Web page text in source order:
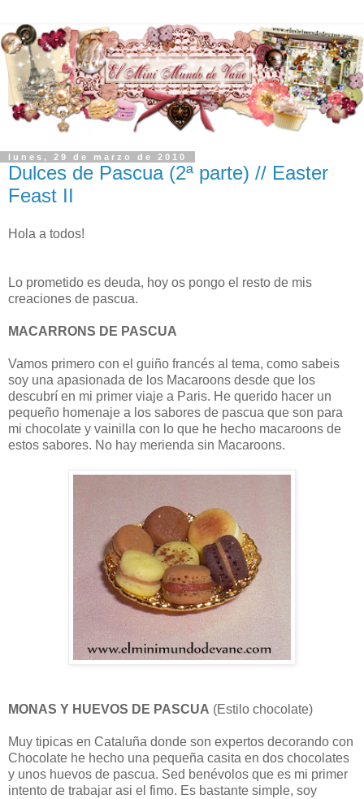
lunes, 29 de marzo de 2010
Dulces de Pascua (2ª parte) // Easter
Feast II
Hola a todos!
Lo prometido es deuda, hoy os pongo el resto de mis
creaciones de pascua.
MACARRONS DE PASCUA
Vamos primero con el guiño francés al tema, como sabeis
soy una apasionada de los Macaroons desde que los
descubrí en mi primer viaje a Paris. He querido hacer un
pequeño homenaje a los sabores de pascua que son para
mi chocolate y vainilla con lo que he hecho macaroons de
estos sabores. No hay merienda sin Macaroons.
MONAS Y HUEVOS DE PASCUA (Estilo chocolate)
Muy tipicas en Cataluña donde son expertos decorando con
Chocolate he hecho una pequeña casita en dos chocolates
y unos huevos de pascua. Sed benévolos que es mi primer
intento de trabajar asi el fimo. Es bastante simple, soy